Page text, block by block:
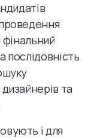
фінальний
та
і для